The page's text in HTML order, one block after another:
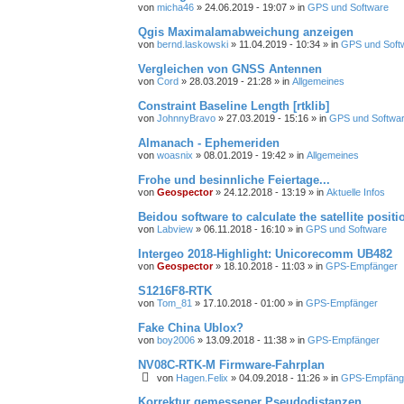
von micha46 » 24.06.2019 - 19:07 » in GPS und Software
Qgis Maximalamabweichung anzeigen
von bernd.laskowski » 11.04.2019 - 10:34 » in GPS und
Vergleichen von GNSS Antennen
von Cord » 28.03.2019 - 21:28 » in Allgemeines
Constraint Baseline Length [rtklib]
von JohnnyBravo » 27.03.2019 - 15:16 » in GPS und
Almanach - Ephemeriden
von woasnix » 08.01.2019 - 19:42 » in Allgemeines
Frohe und besinnliche Feiertage...
von Geospector» 24.12.2018 - 13:19 » in Aktuelle Infos
Beidou software to calculate the satellite
von Labview » 06.11.2018 - 16:10 » in GPS und Software
Intergeo 2018-Highlight: Unicorecomm UB482
von Geospector» 18.10.2018 - 11:03 » in GPS-Empfänger
S1216F8‐RTK
von Tom_81 » 17.10.2018 - 01:00 » in GPS-Empfänger
Fake China Ublox?
von boy2006 » 13.09.2018 - 11:38 » in GPS-Empfänger
NV08C-RTK-M Firmware-Fahrplan
von Hagen.Felix » 04.09.2018 - 11:26 » in GPS-